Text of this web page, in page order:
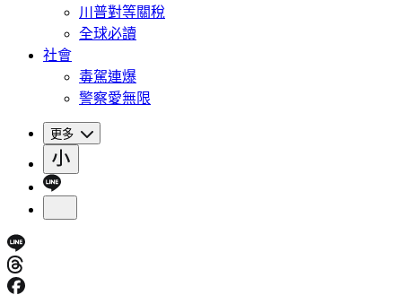
川普對等關稅
全球必讀
社會
毒駕連爆
警察愛無限
更多